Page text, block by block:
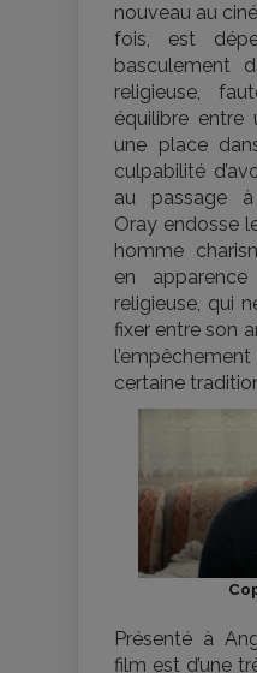
nouveau au
fois, est
basculement
religieuse,
équilibre entre
une place
culpabilité
au passage à
Oray endosse
homme
en
religieuse, qui
fixer entre son
certaine
Présenté à
film est d’une